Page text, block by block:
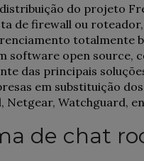
distribuição do projeto
de firewall ou
totalmente
software open source,
das principais
em substituição dos
Netgear, Watchguard,
de chat